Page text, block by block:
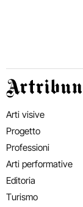
Artribune
Arti visive
Progetto
Professioni
Arti performative
Editoria
Turismo